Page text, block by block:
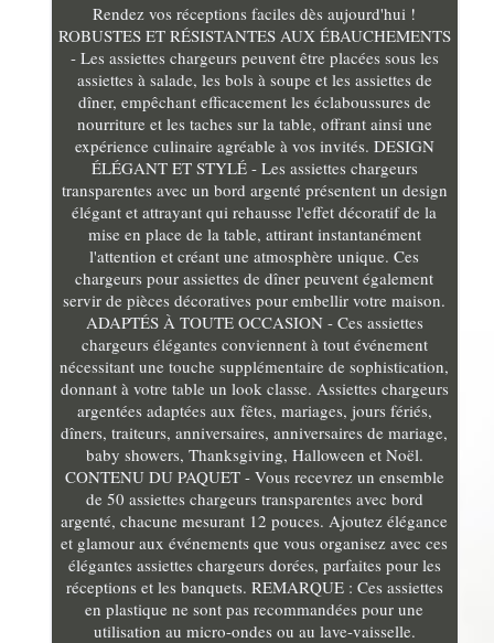
Rendez vos réceptions faciles dès aujourd'hui !
ROBUSTES ET RÉSISTANTES AUX ÉBAUCHEMENTS
- Les assiettes chargeurs peuvent être placées sous les
assiettes à salade, les bols à soupe et les assiettes de
dîner, empêchant efficacement les éclaboussures de
nourriture et les taches sur la table, offrant ainsi une
expérience culinaire agréable à vos invités. DESIGN
ÉLÉGANT ET STYLÉ - Les assiettes chargeurs
transparentes avec un bord argenté présentent un design
élégant et attrayant qui rehausse l'effet décoratif de la
mise en place de la table, attirant instantanément
l'attention et créant une atmosphère unique. Ces
chargeurs pour assiettes de dîner peuvent également
servir de pièces décoratives pour embellir votre maison.
ADAPTÉS À TOUTE OCCASION - Ces assiettes
chargeurs élégantes conviennent à tout événement
nécessitant une touche supplémentaire de sophistication,
donnant à votre table un look classe. Assiettes chargeurs
argentées adaptées aux fêtes, mariages, jours fériés,
dîners, traiteurs, anniversaires, anniversaires de mariage,
baby showers, Thanksgiving, Halloween et Noël.
CONTENU DU PAQUET - Vous recevrez un ensemble
de 50 assiettes chargeurs transparentes avec bord
argenté, chacune mesurant 12 pouces. Ajoutez élégance
et glamour aux événements que vous organisez avec ces
élégantes assiettes chargeurs dorées, parfaites pour les
réceptions et les banquets. REMARQUE : Ces assiettes
en plastique ne sont pas recommandées pour une
utilisation au micro-ondes ou au lave-vaisselle.